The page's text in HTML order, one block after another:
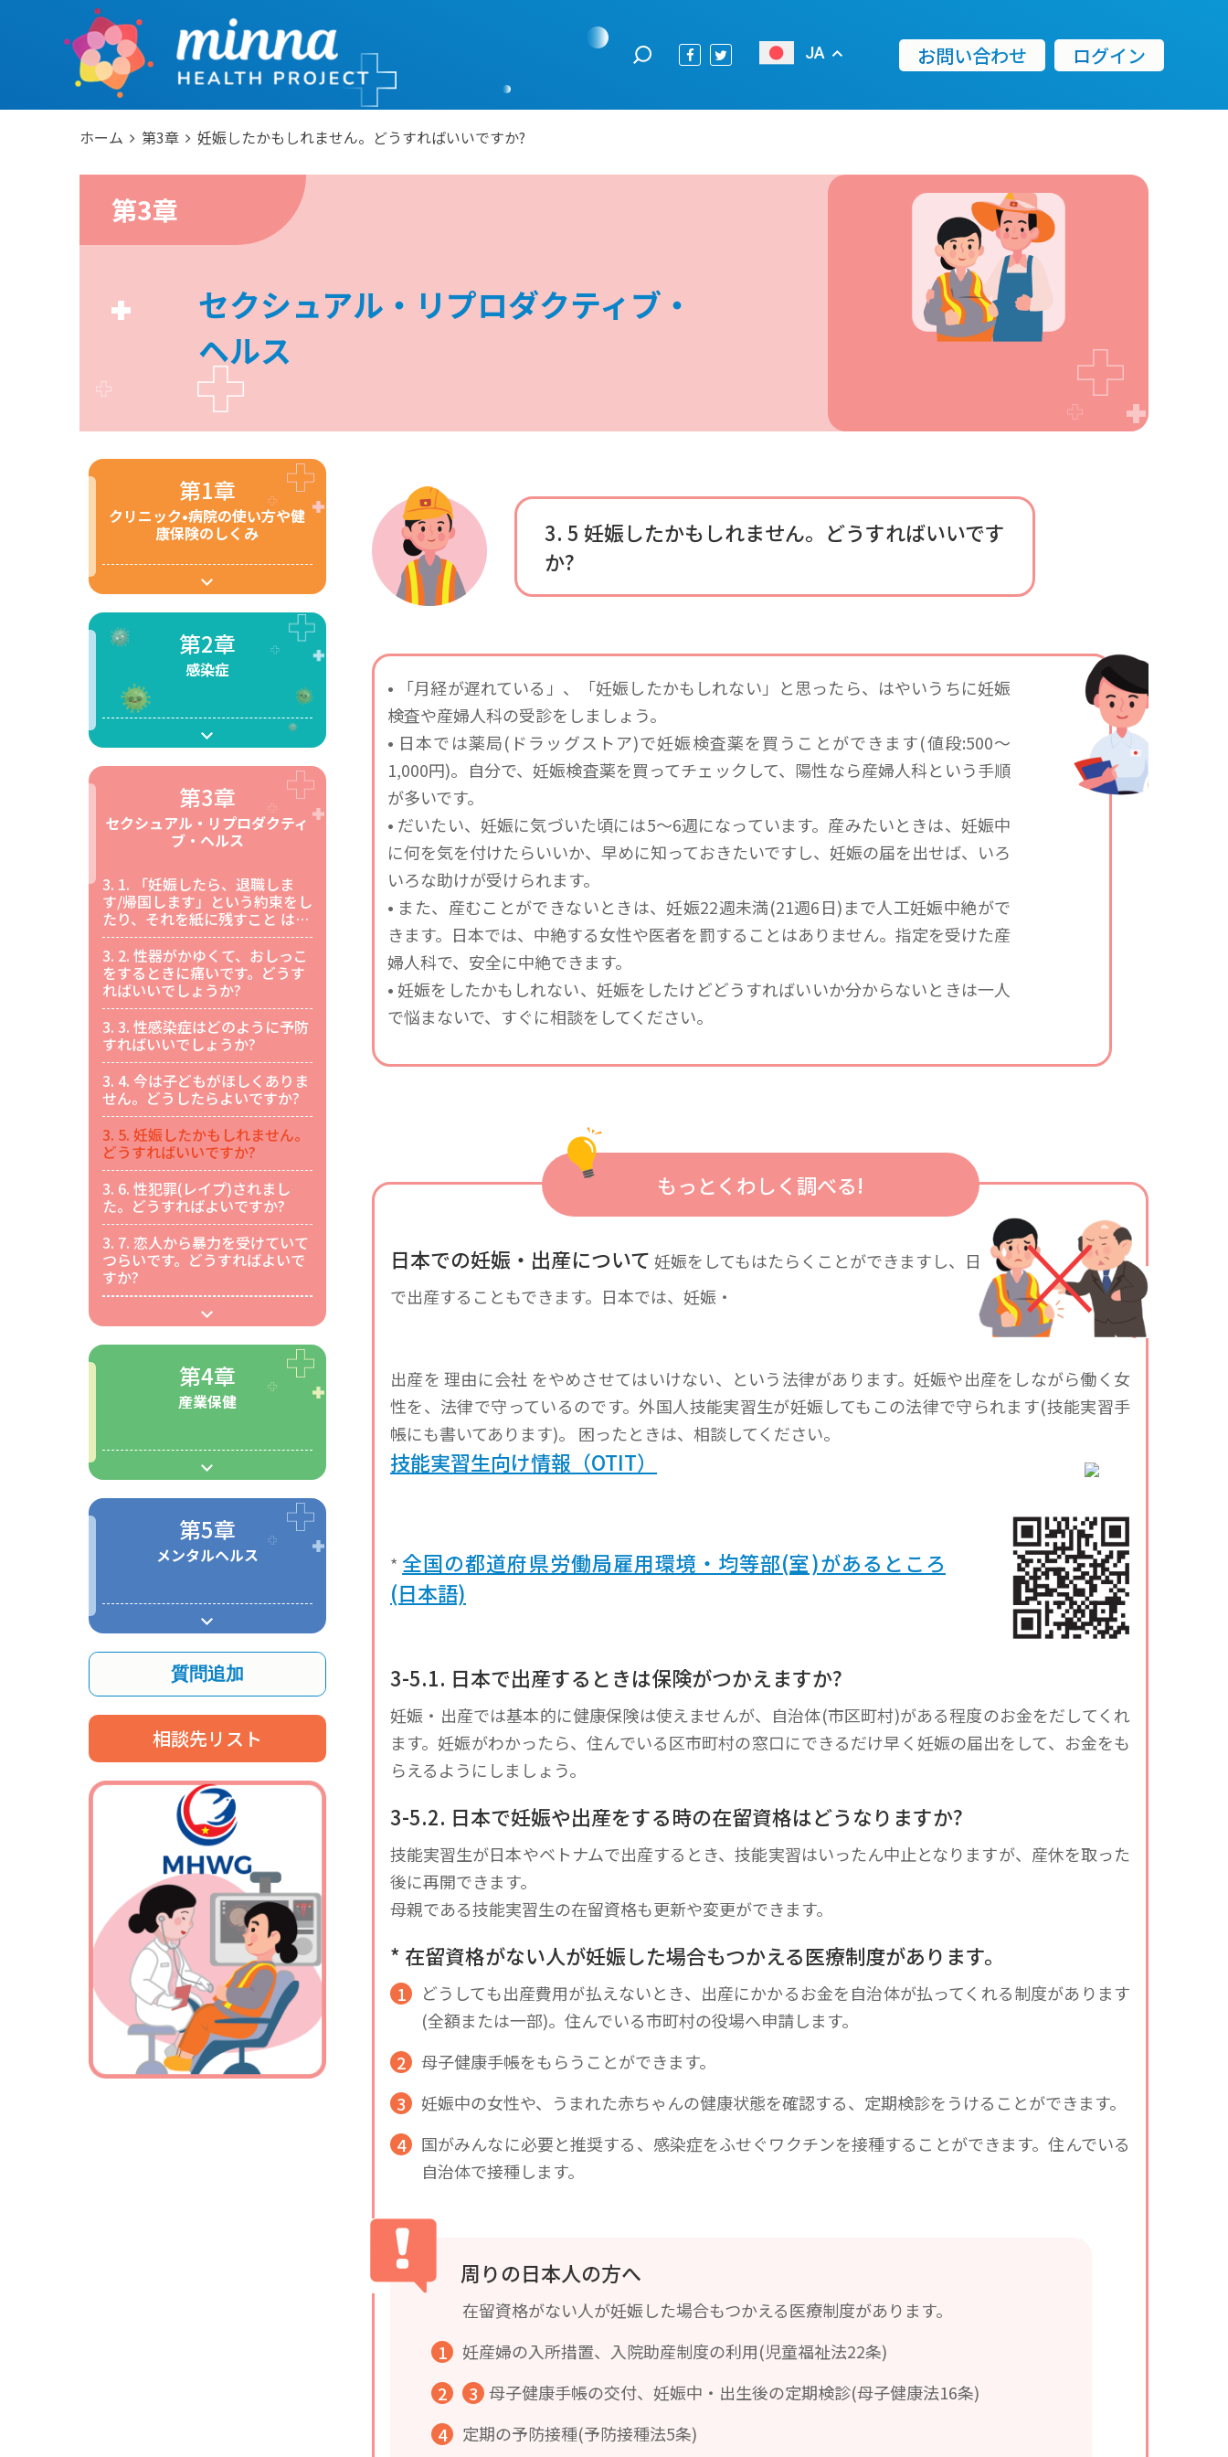
JA お問い合わせ ログイン
ホーム 第3章 妊娠したかもしれません。どうすればいいですか?
第3章
セクシュアル・リプロダクティブ・
ヘルス
第1章
クリニック•病院の使い方や健
康保険のしくみ
第2章
感染症
第3章
セクシュアル・リプロダクティ
ブ・ヘルス
3. 1.
「妊娠したら、退職しま
す/帰国します」という約束をし
たり、それを紙に残すこと は、
日本では、よくあることなので
しょうか?署名しなかったらど
うなりますか?
3. 2. 性器がかゆくて、おしっこ
をするときに痛いです。どうす
ればいいでしょうか?
3. 3. 性感染症はどのように予防
すればいいでしょうか?
3. 4. 今は子どもがほしくありま
せん。どうしたらよいですか?
3. 5. 妊娠したかもしれません。
どうすればいいですか?
3. 6. 性犯罪(レイプ)されまし
た。どうすればよいですか?
3. 7. 恋人から暴力を受けていて
つらいです。どうすればよいで
すか?
第4章
産業保健
第5章
メンタルヘルス
質問追加
相談先リスト
3. 5妊娠したかもしれません。どうすればいいです
か?
• 「月経が遅れている」、「妊娠したかもしれない」と思ったら、はやいうちに妊娠
検査や産婦人科の受診をしましょう。
• 日本では薬局(ドラッグストア)で妊娠検査薬を買うことができます(値段:500〜
1,000円)。自分で、妊娠検査薬を買ってチェックして、陽性なら産婦人科という手順
が多いです。
• だいたい、妊娠に気づいた頃には5〜6週になっています。 産みたいときは、妊娠中
に何を気を付けたらいいか、早めに知っておきたいですし、妊娠の届を出せば、いろ
いろな助けが受けられます。
• また、産むことができないときは、妊娠22週未満(21週6日)まで人工妊娠中絶がで
きます。日本では、中絶する女性や医者を罰することはありません。 指定を受けた産
婦人科で、安全に中絶できます。
• 妊娠をしたかもしれない、妊娠をしたけどどうすればいいか分からないときは一人
で悩まないで、すぐに相談をしてください。
もっとくわしく調べる!
日本での妊娠・出産について 妊娠をしてもはたらくことができますし、日本
で出産することもできます。日本では、妊娠・
出産を 理由に会社 をやめさせてはいけない、という法律があります。妊娠や出産をしながら働く女
性を、法律で守っているのです。外国人技能実習生が妊娠してもこの法律で守られます(技能実習手
帳にも書いてあります)。 困ったときは、相談してください。
技能実習生向け情報（OTIT）
* 全国の都道府県労働局雇用環境・均等部(室)があるところ
(日本語)
3-5.1. 日本で出産するときは保険がつかえますか?
妊娠・出産では基本的に健康保険は使えませんが、自治体(市区町村)がある程度のお金をだしてくれ
ます。妊娠がわかったら、住んでいる区市町村の窓口にできるだけ早く妊娠の届出をして、お金をも
らえるようにしましょう。
3-5.2. 日本で妊娠や出産をする時の在留資格はどうなりますか?
技能実習生が日本やベトナムで出産するとき、技能実習はいったん中止となりますが、産休を取った
後に再開できます。
母親である技能実習生の在留資格も更新や変更ができます。
* 在留資格がない人が妊娠した場合もつかえる医療制度があります。
どうしても出産費用が払えないとき、出産にかかるお金を自治体が払ってくれる制度があります
(全額または一部)。住んでいる市町村の役場へ申請します。
母子健康手帳をもらうことができます。
妊娠中の女性や、うまれた赤ちゃんの健康状態を確認する、定期検診をうけることができます。
国がみんなに必要と推奨する、感染症をふせぐワクチンを接種することができます。住んでいる
自治体で接種します。
周りの日本人の方へ
在留資格がない人が妊娠した場合もつかえる医療制度があります。
妊産婦の入所措置、入院助産制度の利用(児童福祉法22条)
母子健康手帳の交付、妊娠中・出生後の定期検診(母子健康法16条)
定期の予防接種(予防接種法5条)